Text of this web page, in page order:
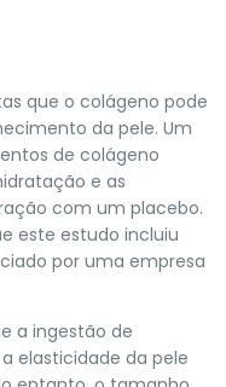
que o colágeno pode
da pele. Um
de colágeno
e as
com um placebo.
este estudo incluiu
por uma empresa
a ingestão de
elasticidade da pele